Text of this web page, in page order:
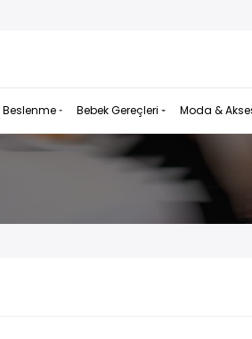
Beslenme Bebek Gereçleri Moda &